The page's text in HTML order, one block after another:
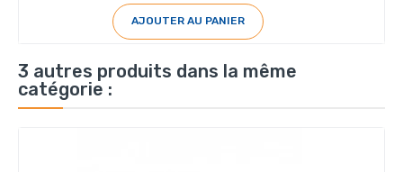
AJOUTER AU PANIER
3 autres produits dans la même
catégorie :